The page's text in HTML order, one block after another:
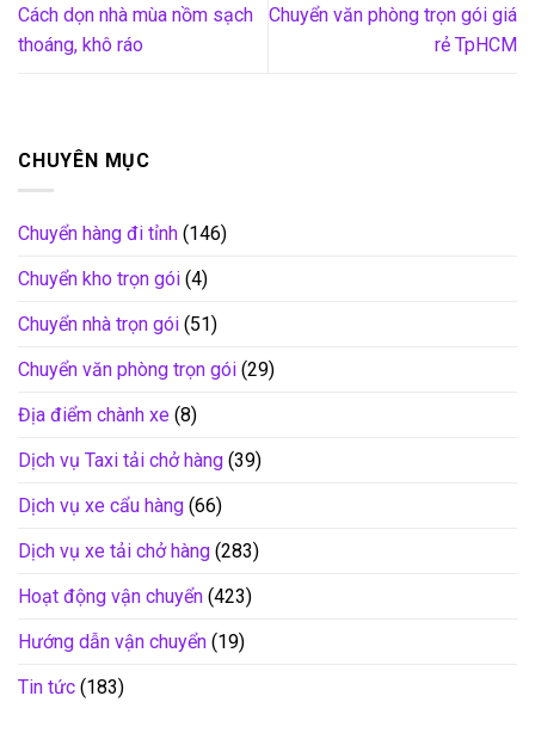
Cách dọn nhà mùa nồm sạch
thoáng, khô ráo
Chuyển văn phòng trọn gói giá
rẻ TpHCM
CHUYÊN MỤC
Chuyển hàng đi tỉnh (146)
Chuyển kho trọn gói (4)
Chuyển nhà trọn gói (51)
Chuyển văn phòng trọn gói (29)
Địa điểm chành xe (8)
Dịch vụ Taxi tải chở hàng (39)
Dịch vụ xe cẩu hàng (66)
Dịch vụ xe tải chở hàng (283)
Hoạt động vận chuyển (423)
Hướng dẫn vận chuyển (19)
Tin tức (183)